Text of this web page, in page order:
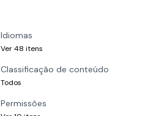
Idiomas
Ver 48 itens
Classificação de conteúdo
Todos
Permissões